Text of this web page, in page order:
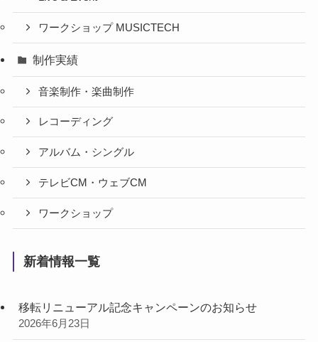
ワークショップ MUSICTECH
制作実績
音楽制作・楽曲制作
レコーディング
アルバム・シングル
テレビCM・ウェブCM
ワークショップ
新着情報一覧
移転リニューアル記念キャンペーンのお知らせ
2026年6月23日